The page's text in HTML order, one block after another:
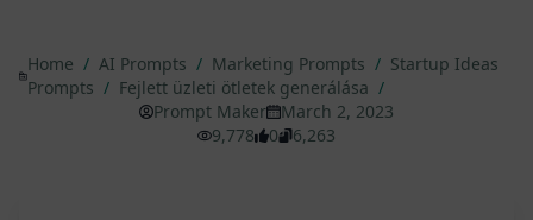
Home / AI Prompts / Marketing Prompts / Startup Ideas
Prompts / Fejlett üzleti ötletek generálása /
Prompt Maker
March 2, 2023
9,778
0 6,263